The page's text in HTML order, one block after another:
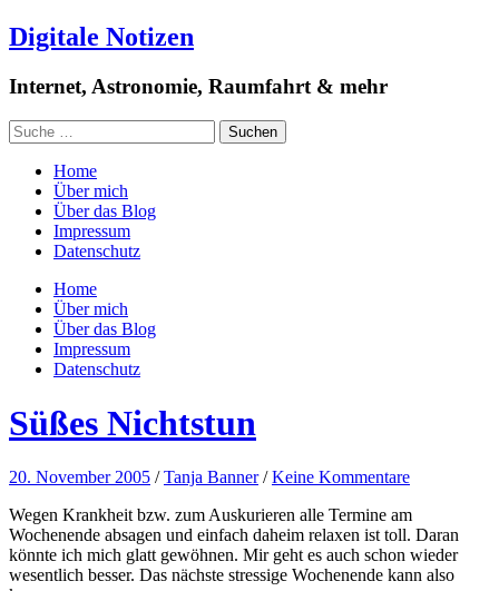
Digitale Notizen
Internet, Astronomie, Raumfahrt & mehr
Home
Über mich
Über das Blog
Impressum
Datenschutz
Home
Über mich
Über das Blog
Impressum
Datenschutz
Süßes Nichtstun
20. November 2005 /Tanja Banner /Keine Kommentare
Wegen Krankheit bzw. zum Auskurieren alle Termine am
Wochenende absagen und einfach daheim relaxen ist toll. Daran
könnte ich mich glatt gewöhnen. Mir geht es auch schon wieder
wesentlich besser. Das nächste stressige Wochenende kann also